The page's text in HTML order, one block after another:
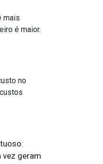
mais
é maior.
no
geram